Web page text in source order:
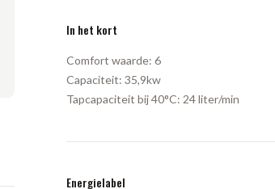
In het kort
Comfort waarde: 6
Capaciteit: 35,9kw
Tapcapaciteit bij 40°C: 24 liter/min
Energielabel